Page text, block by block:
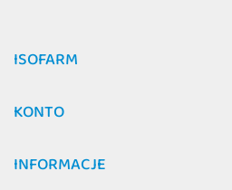
ISOFARM
KONTO
INFORMACJE